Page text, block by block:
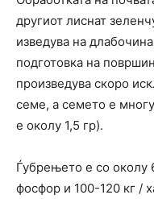
другиот лиснат
изведува на
подготовка на
произведува скоро
семе, а семето е
е околу 1,5 гр).
Ѓубрењето е со околу
фосфор и 100-120 кг /